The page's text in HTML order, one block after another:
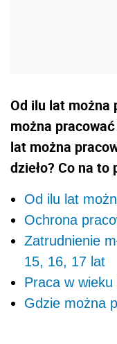
Od ilu lat można
można
lat można
dzieło? Co na to
Od ilu lat
Ochrona
Zatrudnienie
15, 16, 17 lat
Praca w
Gdzie można